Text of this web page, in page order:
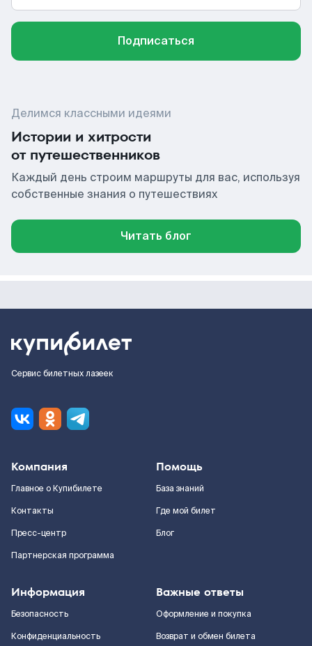
Подписаться
Делимся классными идеями
Истории и хитрости
от путешественников
Каждый день строим маршруты для вас, используя
собственные знания о путешествиях
Читать блог
Сервис билетных лазеек
Компания
Главное о Купибилете
Контакты
Пресс-центр
Партнерская программа
Помощь
База знаний
Где мой билет
Блог
Информация
Безопасность
Конфиденциальность
Важные ответы
Оформление и покупка
Возврат и обмен билета